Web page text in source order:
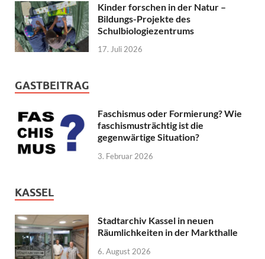
Kinder forschen in der Natur –
Bildungs-Projekte des
Schulbiologiezentrums
17. Juli 2026
GASTBEITRAG
Faschismus oder Formierung? Wie
faschismusträchtig ist die
gegenwärtige Situation?
3. Februar 2026
KASSEL
Stadtarchiv Kassel in neuen
Räumlichkeiten in der Markthalle
6. August 2026